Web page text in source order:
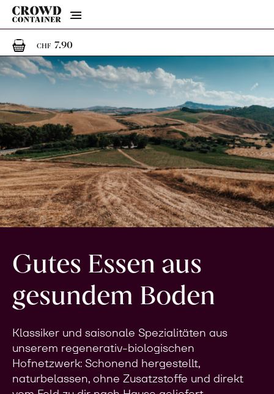
Menu
CHF 7.901 Artikel im Warenkorb
Gutes Essen aus
gesundem Boden
Klassiker und saisonale Spezialitäten aus
unserem regenerativ-biologischen
Hofnetzwerk: Schonend hergestellt,
naturbelassen, ohne Zusatzstoffe und direkt